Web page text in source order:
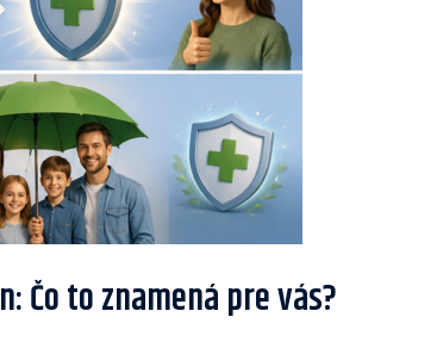
Čo to znamená pre vás?